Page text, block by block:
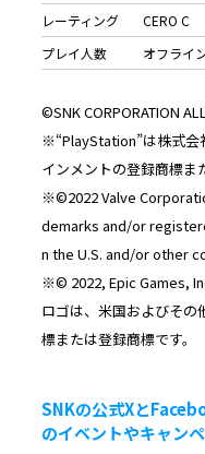
レーティング
CERO C
プレイ人数
オフライ
©SNK CORPORATION
※“PlayStation”は株式会
インメントの登録商標ま
※©2022 Valve
demarks and/or
n the U.S. and/or other
※© 2022, Epic Games,
ロゴは、米国およびその
標または登録商標です。
SNKの公式Xと
のイベントやキャン